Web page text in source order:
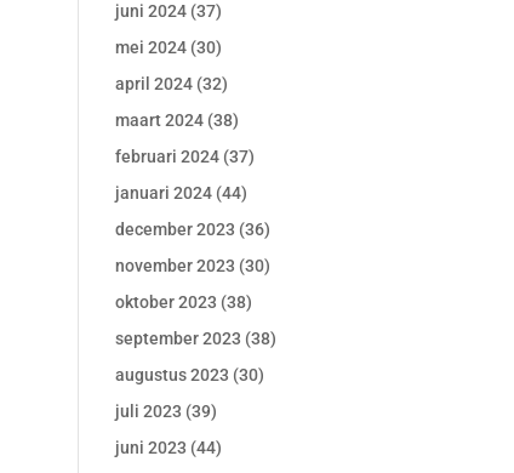
juni 2024 (37)
mei 2024 (30)
april 2024 (32)
maart 2024 (38)
februari 2024 (37)
januari 2024 (44)
december 2023 (36)
november 2023 (30)
oktober 2023 (38)
september 2023 (38)
augustus 2023 (30)
juli 2023 (39)
juni 2023 (44)